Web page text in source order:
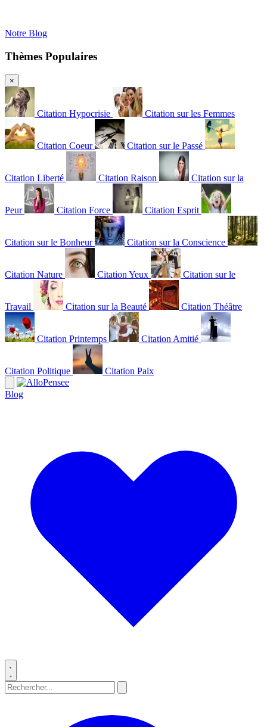
Notre Blog
Thèmes Populaires
×
Citation Hypocrisie Citation sur les Femmes
Citation Coeur Citation sur le Passé
Citation Liberté Citation Raison Citation sur la
Peur Citation Force Citation Esprit
Citation sur le Bonheur Citation sur la Conscience
Citation Nature Citation Yeux Citation sur le
Travail Citation sur la Beauté Citation Théâtre
Citation Printemps Citation Amitié
Citation Politique Citation Paix
Blog